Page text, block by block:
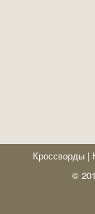
Кроссворды |
©